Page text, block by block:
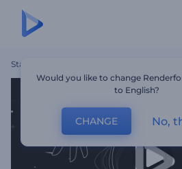
Startseite
Would you like to change
to English?
CHANGE No,